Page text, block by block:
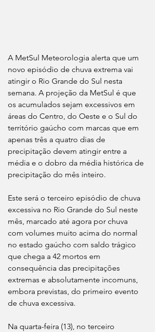
A MetSul Meteorologia alerta que um
novo episódio de chuva extrema vai
atingir o Rio Grande do Sul nesta
semana. A projeção da MetSul é que
os acumulados sejam excessivos em
áreas do Centro, do Oeste e o Sul do
território gaúcho com marcas que em
apenas três a quatro dias de
precipitação devem atingir entre a
média e o dobro da média histórica de
precipitação do mês inteiro.
Este será o terceiro episódio de chuva
excessiva no Rio Grande do Sul neste
mês, marcado até agora por chuva
com volumes muito acima do normal
no estado gaúcho com saldo trágico
que chega a 42 mortos em
consequência das precipitações
extremas e absolutamente incomuns,
embora previstas, do primeiro evento
de chuva excessiva.
Na quarta-feira (13), no terceiro